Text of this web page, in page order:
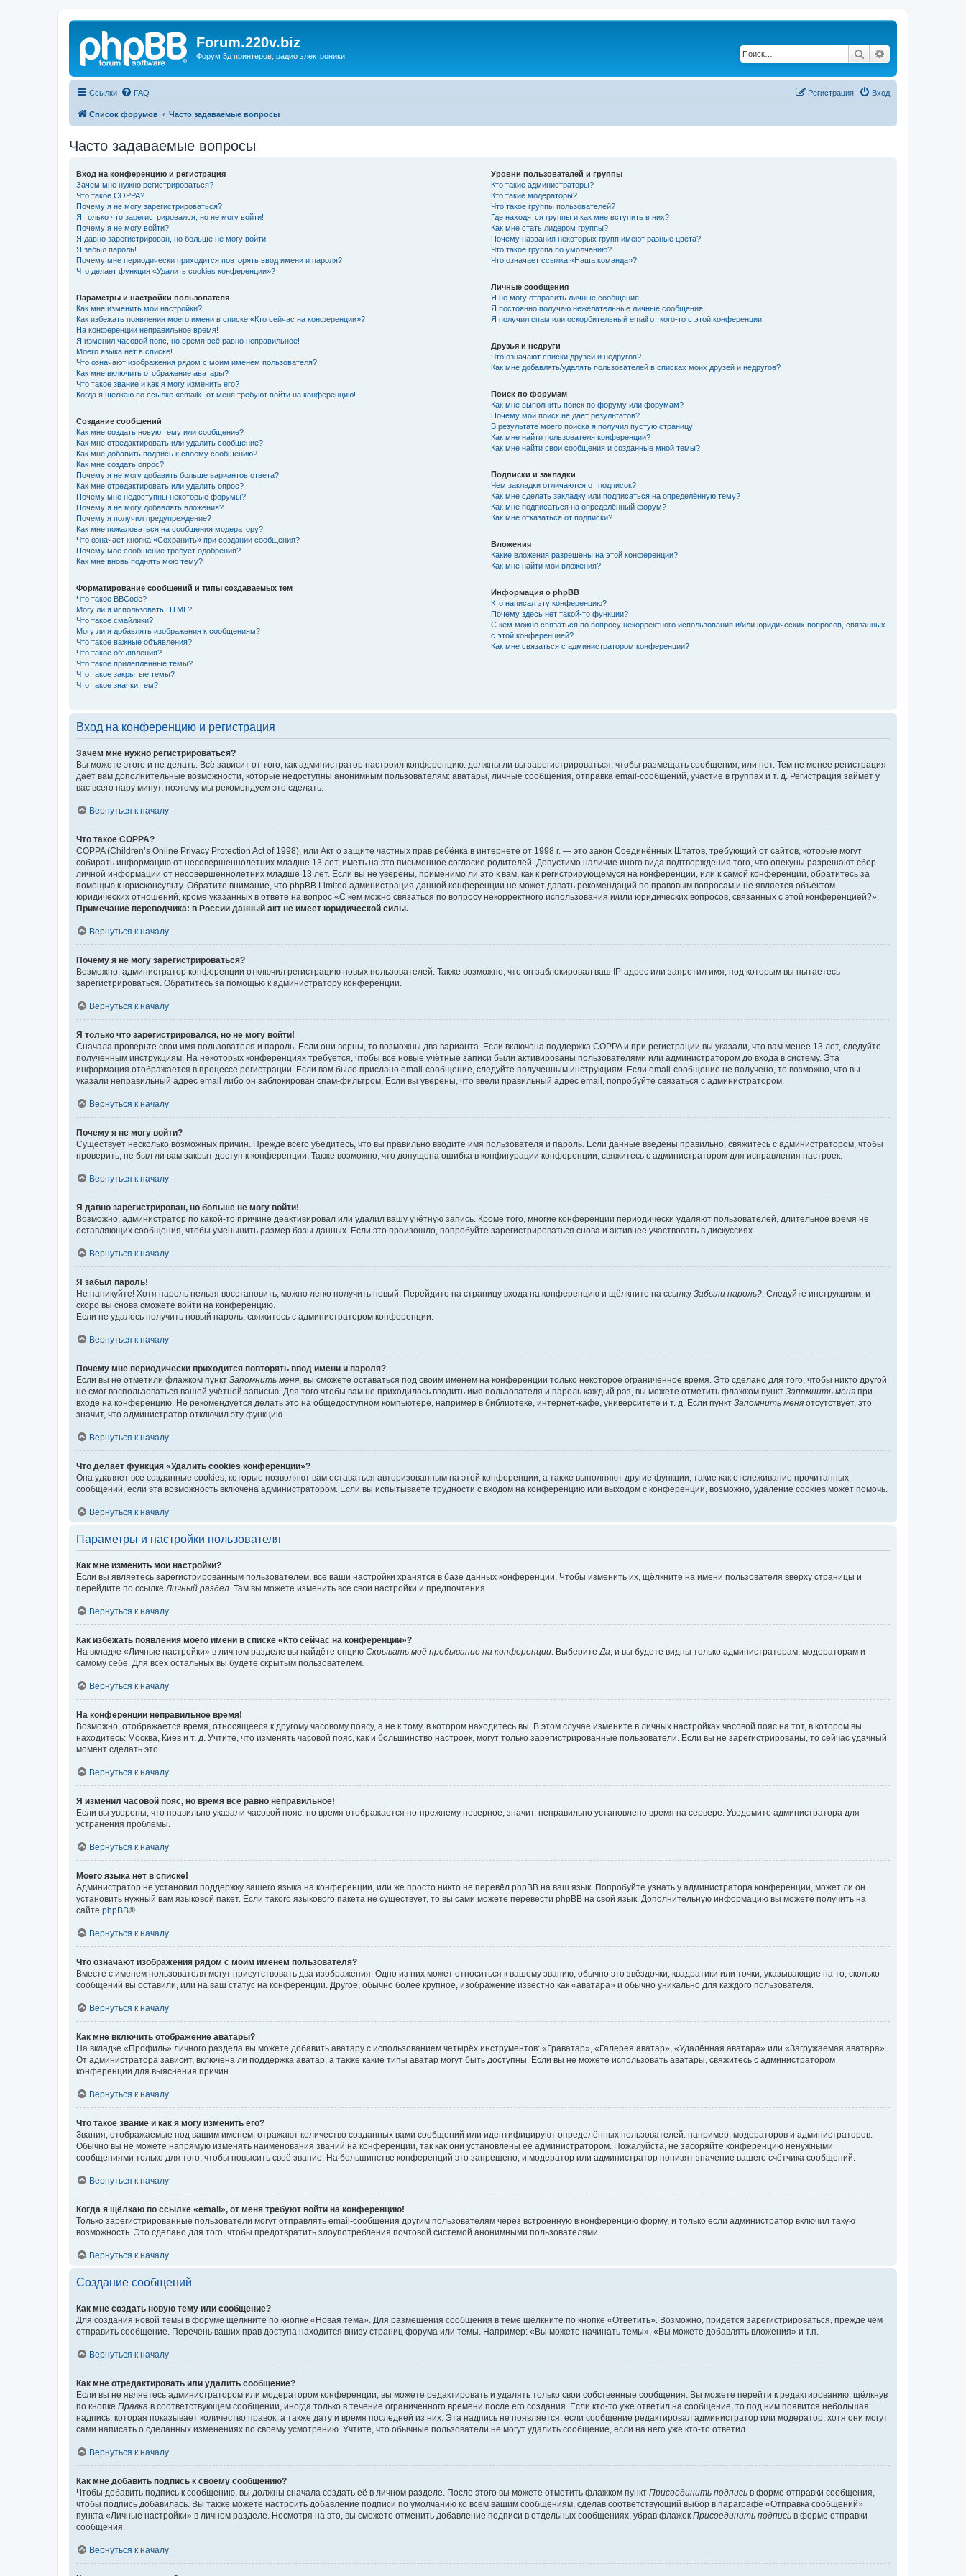
Forum.220v.biz
Форум 3д принтеров, радио электроники Поиск
Ссылки FAQ Вход
Регистрация
Список форумов Часто задаваемые вопросы
Часто задаваемые вопросы
Вход на конференцию и регистрация
Зачем мне нужно регистрироваться?
Что такое COPPA?
Почему я не могу зарегистрироваться?
Я только что зарегистрировался, но не могу войти!
Почему я не могу войти?
Я давно зарегистрирован, но больше не могу войти!
Я забыл пароль!
Почему мне периодически приходится повторять ввод имени и пароля?
Что делает функция «Удалить cookies конференции»?
Параметры и настройки пользователя
Как мне изменить мои настройки?
Как избежать появления моего имени в списке «Кто сейчас на конференции»?
На конференции неправильное время!
Я изменил часовой пояс, но время всё равно неправильное!
Моего языка нет в списке!
Что означают изображения рядом с моим именем пользователя?
Как мне включить отображение аватары?
Что такое звание и как я могу изменить его?
Когда я щёлкаю по ссылке «email», от меня требуют войти на конференцию!
Создание сообщений
Как мне создать новую тему или сообщение?
Как мне отредактировать или удалить сообщение?
Как мне добавить подпись к своему сообщению?
Как мне создать опрос?
Почему я не могу добавить больше вариантов ответа?
Как мне отредактировать или удалить опрос?
Почему мне недоступны некоторые форумы?
Почему я не могу добавлять вложения?
Почему я получил предупреждение?
Как мне пожаловаться на сообщения модератору?
Что означает кнопка «Сохранить» при создании сообщения?
Почему моё сообщение требует одобрения?
Как мне вновь поднять мою тему?
Форматирование сообщений и типы создаваемых тем
Что такое BBCode?
Могу ли я использовать HTML?
Что такое смайлики?
Могу ли я добавлять изображения к сообщениям?
Что такое важные объявления?
Что такое объявления?
Что такое прилепленные темы?
Что такое закрытые темы?
Что такое значки тем?
Уровни пользователей и группы
Кто такие администраторы?
Кто такие модераторы?
Что такое группы пользователей?
Где находятся группы и как мне вступить в них?
Как мне стать лидером группы?
Почему названия некоторых групп имеют разные цвета?
Что такое группа по умолчанию?
Что означает ссылка «Наша команда»?
Личные сообщения
Я не могу отправить личные сообщения!
Я постоянно получаю нежелательные личные сообщения!
Я получил спам или оскорбительный email от кого-то с этой конференции!
Друзья и недруги
Что означают списки друзей и недругов?
Как мне добавлять/удалять пользователей в списках моих друзей и недругов?
Поиск по форумам
Как мне выполнить поиск по форуму или форумам?
Почему мой поиск не даёт результатов?
В результате моего поиска я получил пустую страницу!
Как мне найти пользователя конференции?
Как мне найти свои сообщения и созданные мной темы?
Подписки и закладки
Чем закладки отличаются от подписок?
Как мне сделать закладку или подписаться на определённую тему?
Как мне подписаться на определённый форум?
Как мне отказаться от подписки?
Вложения
Какие вложения разрешены на этой конференции?
Как мне найти мои вложения?
Информация о phpBB
Кто написал эту конференцию?
Почему здесь нет такой-то функции?
С кем можно связаться по вопросу некорректного использования и/или юридических вопросов, связанных
с этой конференцией?
Как мне связаться с администратором конференции?
Вход на конференцию и регистрация
Зачем мне нужно регистрироваться?
Вы можете этого и не делать. Всё зависит от того, как администратор настроил конференцию: должны ли вы зарегистрироваться, чтобы размещать сообщения, или нет. Тем не менее регистрация
даёт вам дополнительные возможности, которые недоступны анонимным пользователям: аватары, личные сообщения, отправка email-сообщений, участие в группах и т. д. Регистрация займёт у
вас всего пару минут, поэтому мы рекомендуем это сделать.
Вернуться к началу
Что такое COPPA?
COPPA (Children’s Online Privacy Protection Act of 1998), или Акт о защите частных прав ребёнка в интернете от 1998 г. — это закон Соединённых Штатов, требующий от сайтов, которые могут
собирать информацию от несовершеннолетних младше 13 лет, иметь на это письменное согласие родителей. Допустимо наличие иного вида подтверждения того, что опекуны разрешают сбор
личной информации от несовершеннолетних младше 13 лет. Если вы не уверены, применимо ли это к вам, как к регистрирующемуся на конференции, или к самой конференции, обратитесь за
помощью к юрисконсульту. Обратите внимание, что phpBB Limited администрация данной конференции не может давать рекомендаций по правовым вопросам и не является объектом
юридических отношений, кроме указанных в ответе на вопрос «С кем можно связаться по вопросу некорректного использования и/или юридических вопросов, связанных с этой конференцией?».
Примечание переводчика: в России данный акт не имеет юридической силы.
Вернуться к началу
Почему я не могу зарегистрироваться?
Возможно, администратор конференции отключил регистрацию новых пользователей. Также возможно, что он заблокировал ваш IP-адрес или запретил имя, под которым вы пытаетесь
зарегистрироваться. Обратитесь за помощью к администратору конференции.
Вернуться к началу
Я только что зарегистрировался, но не могу войти!
Сначала проверьте свои имя пользователя и пароль. Если они верны, то возможны два варианта. Если включена поддержка COPPA и при регистрации вы указали, что вам менее 13 лет, следуйте
полученным инструкциям. На некоторых конференциях требуется, чтобы все новые учётные записи были активированы пользователями или администратором до входа в систему. Эта
информация отображается в процессе регистрации. Если вам было прислано email-сообщение, следуйте полученным инструкциям. Если email-сообщение не получено, то возможно, что вы
указали неправильный адрес email либо он заблокирован спам-фильтром. Если вы уверены, что ввели правильный адрес email, попробуйте связаться с администратором.
Вернуться к началу
Почему я не могу войти?
Существует несколько возможных причин. Прежде всего убедитесь, что вы правильно вводите имя пользователя и пароль. Если данные введены правильно, свяжитесь с администратором, чтобы
проверить, не был ли вам закрыт доступ к конференции. Также возможно, что допущена ошибка в конфигурации конференции, свяжитесь с администратором для исправления настроек.
Вернуться к началу
Я давно зарегистрирован, но больше не могу войти!
Возможно, администратор по какой-то причине деактивировал или удалил вашу учётную запись. Кроме того, многие конференции периодически удаляют пользователей, длительное время не
оставляющих сообщения, чтобы уменьшить размер базы данных. Если это произошло, попробуйте зарегистрироваться снова и активнее участвовать в дискуссиях.
Вернуться к началу
Я забыл пароль!
Не паникуйте! Хотя пароль нельзя восстановить, можно легко получить новый. Перейдите на страницу входа на конференцию и щёлкните на ссылку Забыли пароль? . Следуйте инструкциям, и
скоро вы снова сможете войти на конференцию.
Если не удалось получить новый пароль, свяжитесь с администратором конференции.
Вернуться к началу
Почему мне периодически приходится повторять ввод имени и пароля?
Если вы не отметили флажком пункт Запомнить меня , вы сможете оставаться под своим именем на конференции только некоторое ограниченное время. Это сделано для того, чтобы никто другой
не смог воспользоваться вашей учётной записью. Для того чтобы вам не приходилось вводить имя пользователя и пароль каждый раз, вы можете отметить флажком пункт Запомнить меня при
входе на конференцию. Не рекомендуется делать это на общедоступном компьютере, например в библиотеке, интернет-кафе, университете и т. д. Если пункт Запомнить меня отсутствует, это
значит, что администратор отключил эту функцию.
Вернуться к началу
Что делает функция «Удалить cookies конференции»?
Она удаляет все созданные cookies, которые позволяют вам оставаться авторизованным на этой конференции, а также выполняют другие функции, такие как отслеживание прочитанных
сообщений, если эта возможность включена администратором. Если вы испытываете трудности с входом на конференцию или выходом с конференции, возможно, удаление cookies может помочь.
Вернуться к началу
Параметры и настройки пользователя
Как мне изменить мои настройки?
Если вы являетесь зарегистрированным пользователем, все ваши настройки хранятся в базе данных конференции. Чтобы изменить их, щёлкните на имени пользователя вверху страницы и
перейдите по ссылке Личный раздел . Там вы можете изменить все свои настройки и предпочтения.
Вернуться к началу
Как избежать появления моего имени в списке «Кто сейчас на конференции»?
На вкладке «Личные настройки» в личном разделе вы найдёте опцию Скрывать моё пребывание на конференции . Выберите Да , и вы будете видны только администраторам, модераторам и
самому себе. Для всех остальных вы будете скрытым пользователем.
Вернуться к началу
На конференции неправильное время!
Возможно, отображается время, относящееся к другому часовому поясу, а не к тому, в котором находитесь вы. В этом случае измените в личных настройках часовой пояс на тот, в котором вы
находитесь: Москва, Киев и т. д. Учтите, что изменять часовой пояс, как и большинство настроек, могут только зарегистрированные пользователи. Если вы не зарегистрированы, то сейчас удачный
момент сделать это.
Вернуться к началу
Я изменил часовой пояс, но время всё равно неправильное!
Если вы уверены, что правильно указали часовой пояс, но время отображается по-прежнему неверное, значит, неправильно установлено время на сервере. Уведомите администратора для
устранения проблемы.
Вернуться к началу
Моего языка нет в списке!
Администратор не установил поддержку вашего языка на конференции, или же просто никто не перевёл phpBB на ваш язык. Попробуйте узнать у администратора конференции, может ли он
установить нужный вам языковой пакет. Если такого языкового пакета не существует, то вы сами можете перевести phpBB на свой язык. Дополнительную информацию вы можете получить на
сайте phpBB®.
Вернуться к началу
Что означают изображения рядом с моим именем пользователя?
Вместе с именем пользователя могут присутствовать два изображения. Одно из них может относиться к вашему званию, обычно это звёздочки, квадратики или точки, указывающие на то, сколько
сообщений вы оставили, или на ваш статус на конференции. Другое, обычно более крупное, изображение известно как «аватара» и обычно уникально для каждого пользователя.
Вернуться к началу
Как мне включить отображение аватары?
На вкладке «Профиль» личного раздела вы можете добавить аватару с использованием четырёх инструментов: «Граватар», «Галерея аватар», «Удалённая аватара» или «Загружаемая аватара».
От администратора зависит, включена ли поддержка аватар, а также какие типы аватар могут быть доступны. Если вы не можете использовать аватары, свяжитесь с администратором
конференции для выяснения причин.
Вернуться к началу
Что такое звание и как я могу изменить его?
Звания, отображаемые под вашим именем, отражают количество созданных вами сообщений или идентифицируют определённых пользователей: например, модераторов и администраторов.
Обычно вы не можете напрямую изменять наименования званий на конференции, так как они установлены её администратором. Пожалуйста, не засоряйте конференцию ненужными
сообщениями только для того, чтобы повысить своё звание. На большинстве конференций это запрещено, и модератор или администратор понизят значение вашего счётчика сообщений.
Вернуться к началу
Когда я щёлкаю по ссылке «email», от меня требуют войти на конференцию!
Только зарегистрированные пользователи могут отправлять email-сообщения другим пользователям через встроенную в конференцию форму, и только если администратор включил такую
возможность. Это сделано для того, чтобы предотвратить злоупотребления почтовой системой анонимными пользователями.
Вернуться к началу
Создание сообщений
Как мне создать новую тему или сообщение?
Для создания новой темы в форуме щёлкните по кнопке «Новая тема». Для размещения сообщения в теме щёлкните по кнопке «Ответить». Возможно, придётся зарегистрироваться, прежде чем
отправить сообщение. Перечень ваших прав доступа находится внизу страниц форума или темы. Например: «Вы можете начинать темы», «Вы можете добавлять вложения» и т.п.
Вернуться к началу
Как мне отредактировать или удалить сообщение?
Если вы не являетесь администратором или модератором конференции, вы можете редактировать и удалять только свои собственные сообщения. Вы можете перейти к редактированию, щёлкнув
по кнопке Правка в соответствующем сообщении, иногда только в течение ограниченного времени после его создания. Если кто-то уже ответил на сообщение, то под ним появится небольшая
надпись, которая показывает количество правок, а также дату и время последней из них. Эта надпись не появляется, если сообщение редактировал администратор или модератор, хотя они могут
сами написать о сделанных изменениях по своему усмотрению. Учтите, что обычные пользователи не могут удалить сообщение, если на него уже кто-то ответил.
Вернуться к началу
Как мне добавить подпись к своему сообщению?
Чтобы добавить подпись к сообщению, вы должны сначала создать её в личном разделе. После этого вы можете отметить флажком пункт Присоединить подпись в форме отправки сообщения,
чтобы подпись добавилась. Вы также можете настроить добавление подписи по умолчанию ко всем вашим сообщениям, сделав соответствующий выбор в параграфе «Отправка сообщений»
пункта «Личные настройки» в личном разделе. Несмотря на это, вы сможете отменить добавление подписи в отдельных сообщениях, убрав флажок Присоединить подпись в форме отправки
сообщения.
Вернуться к началу